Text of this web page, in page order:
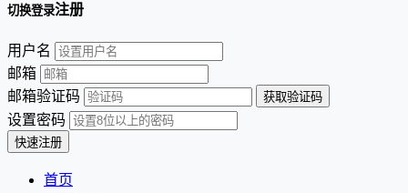
切换登录注册
用户名
邮箱
邮箱验证码
设置密码
首页